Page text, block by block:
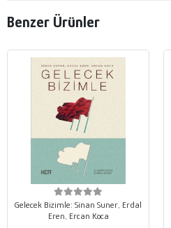
Benzer Ürünler
Gelecek Bizimle: Sinan Suner, Erdal
Eren, Ercan Koca